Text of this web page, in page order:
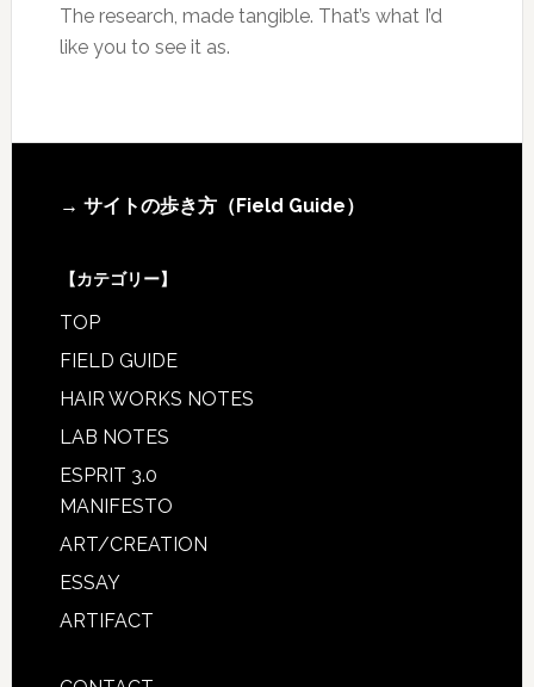
The research, made tangible. That’s what I’d
like you to see it as.
Footer
→ サイトの歩き方（Field Guide）
【カテゴリー】
TOP
FIELD GUIDE
HAIR WORKS NOTES
LAB NOTES
ESPRIT 3.0
MANIFESTO
ART/CREATION
ESSAY
ARTIFACT